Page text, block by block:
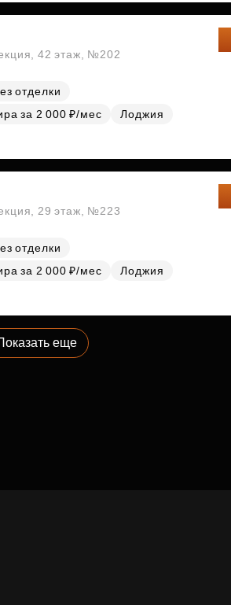
42 этаж, №202
отделки
за 2 000 ₽/мес
Лоджия
29 этаж, №223
отделки
за 2 000 ₽/мес
Лоджия
еще